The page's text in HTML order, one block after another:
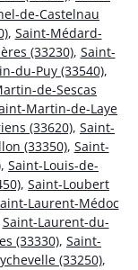
de-Castelnau
, Saint-Médard-
(33230), Saint-
du-Puy (33540),
de-Sescas
Martin-de-Laye
(33620), Saint-
(33350), Saint-
, Saint-Louis-de-
, Saint-Loubert
Laurent-Médoc
Saint-Laurent-du-
(33330), Saint-
(33250),